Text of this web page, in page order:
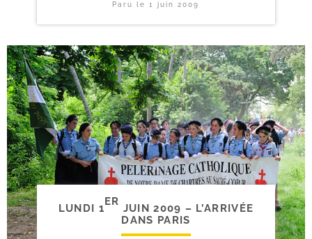
Paru le1 juin 2009
LUNDI 1
ER
JUIN 2009 – L’ARRIVÉE
DANS PARIS